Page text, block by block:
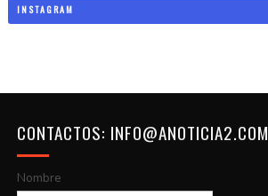
INSTAGRAM
CONTACTOS: INFO@ANOTICIA2.COM
Nombre